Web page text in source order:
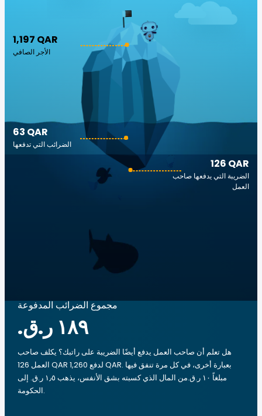
1,197 QAR
الأجر الصافي
126 QAR
الضريبة التي يدفعها صاحب
العمل
63 QAR
الضرائب التي تدفعها
مجموع الضرائب المدفوعة
هل تعلم أن صاحب العمل يدفع أيضًا الضريبة على راتبك؟ يكلف صاحب
العمل 126 QAR لدفع 1,260 QAR. بعبارة أخرى، في كل مرة تنفق فيها
مبلغاً ‏١٠ ر.ق.‏من المال الذي كسبته بشق الأنفس، يذهب ‏١٫٥ ر.ق.‏ إلى
الحكومة.